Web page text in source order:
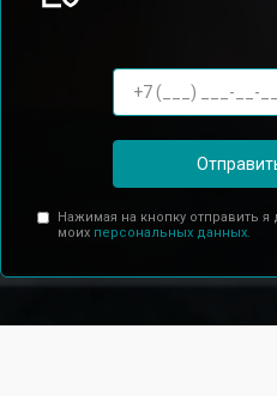
Нажимая на кнопку отправить
моих персональных данных.